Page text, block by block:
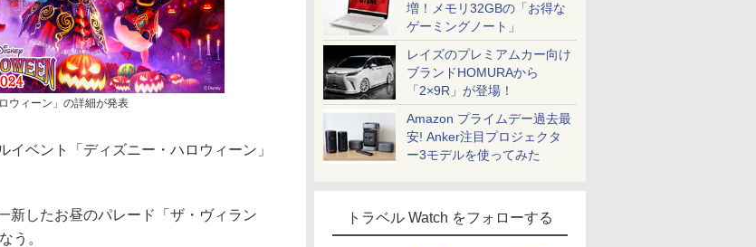
増！メモリ32GBの「お得な
ゲーミングノート」
レイズのプレミアムカー向け
ブランドHOMURAから
「2×9R」が登場！
Amazon プライムデー過去最
安! Anker注目プロジェクタ
ー3モデルを使ってみた
トラベル Watch をフォローする
ウィーン」の詳細が発表
ベント「ディズニー・ハロウィーン」
したお昼のパレード「ザ・ヴィラン
う。